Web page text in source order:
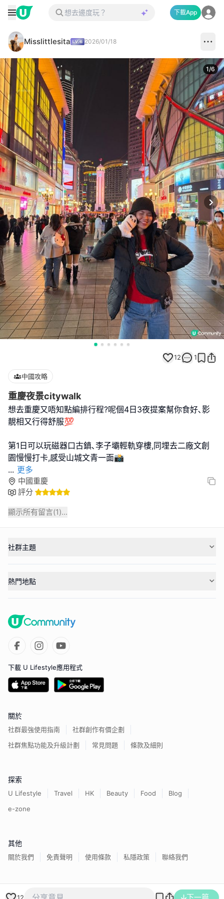
下載App
Misslittlesita 2026/01/18
1/6
12 1
中國攻略
重慶夜景citywalk
想去重慶又唔知點編排行程?呢個4日3夜提案幫你食好､影
靚相又行得舒服💯
第1日可以玩磁器口古鎮､李子壩輕軌穿樓,同埋去二廠文創
... 更多
中國重慶
評分
顯示所有留言(1)...
12
社群主題
熱門地點
下載 U Lifestyle應用程式
關於
社群最強使用指南
社群創作有價企劃
社群焦點功能及升級計劃
常見問題 條款及細則
探索
U Lifestyle Travel HK Beauty Food
Blog
e-zone
其他
關於我們 免責聲明 使用條款 私隱政策 聯絡我們
香港經濟日報版權所有©